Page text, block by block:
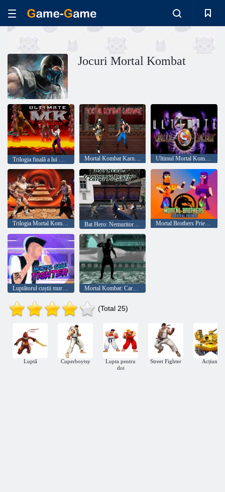
Jocuri Mortal Kombat
Trilogia finală a lui Mortal Kombat Mortal Kombat Karnage Ultimul Mortal Kombat 3
Trilogia Mortal Kombat Bat Hero: Nemuritor Luptătorul Crimei Legendului Mortal Brothers Prieteni de supraviețuire
Luptătorul cuștii muritoare Mortal Kombat: Carnage
(Total 25)
Luptă Cuperboytsy
Lupta pentru
doi
Street Fighter Acțiune